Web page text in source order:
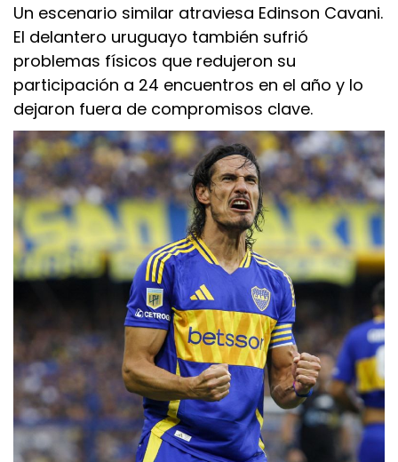
Un escenario similar atraviesa Edinson Cavani.
El delantero uruguayo también sufrió
problemas físicos que redujeron su
participación a 24 encuentros en el año y lo
dejaron fuera de compromisos clave.